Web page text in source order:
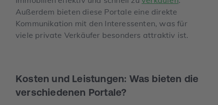
Außerdem bieten diese Portale eine direkte
Kommunikation mit den Interessenten, was für
viele private Verkäufer besonders attraktiv ist.
Kosten und Leistungen: Was bieten die
verschiedenen Portale?